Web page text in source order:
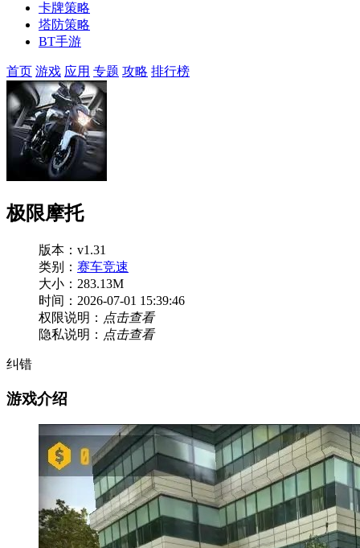
卡牌策略
塔防策略
BT手游
首页 游戏 应用 专题 攻略 排行榜
极限摩托
版本：v1.31
类别： 赛车竞速
大小：283.13M
时间：2026-07-01 15:39:46
权限说明： 点击查看
隐私说明： 点击查看
纠错
游戏介绍